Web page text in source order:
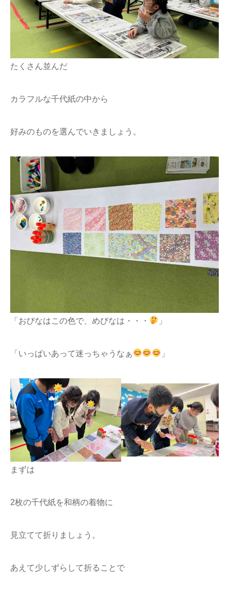
たくさん並んだ
カラフルな千代紙の中から
好みのものを選んでいきましょう。
「おびなはこの色で、めびなは・・・ 」
「いっぱいあって迷っちゃうなぁ 」
まずは
2枚の千代紙を和柄の着物に
見立てて折りましょう。
あえて少しずらして折ることで